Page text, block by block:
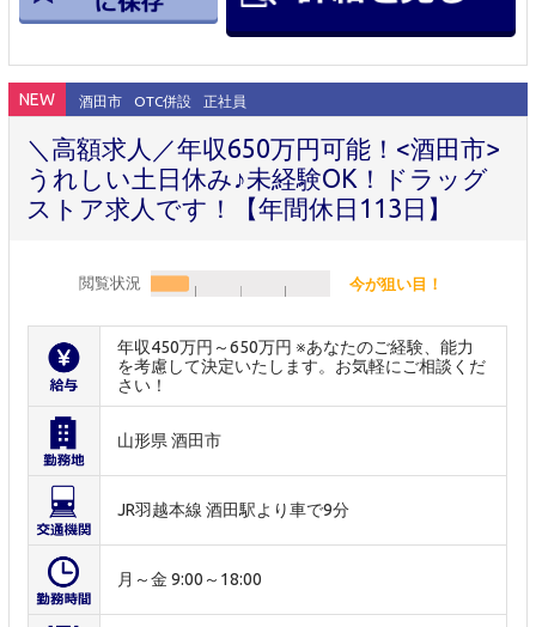
NEW 酒田市 OTC併設 正社員
＼高額求人／年収650万円可能！<酒田市>
うれしい土日休み♪未経験OK！ドラッグ
ストア求人です！【年間休日113日】
閲覧状況 今が狙い目！
年収450万円～650万円 ※あなたのご経験、能力
を考慮して決定いたします。お気軽にご相談くだ
さい！
山形県 酒田市
JR羽越本線 酒田駅より車で9分
月～金 9:00～18:00